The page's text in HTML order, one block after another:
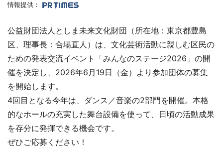
情報提供：
公益財団法人としま未来文化財団（所在地：東京都豊島
区、理事長：合場直人）は、文化芸術活動に親しむ区民の
ための発表交流イベント「みんなのステージ2026」の開
催を決定し、2026年6月19日（金）より参加団体の募集
を開始します。
4回目となる今年は、ダンス／音楽の2部門を開催。本格
的なホールの充実した舞台設備を使って、日頃の活動成果
を存分に発揮できる機会です。
ぜひご応募ください！